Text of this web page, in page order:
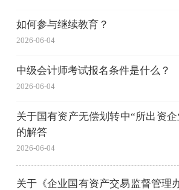
如何参与继续教育？
2026-06-04
中级会计师考试报名条件是什么？
2026-06-04
关于国有资产无偿划转中“所出资
的解答
2026-06-04
关于《企业国有资产交易监督管理